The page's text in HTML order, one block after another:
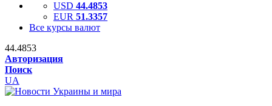
USD 44.4853
EUR 51.3357
Все курсы валют
44.4853
Авторизация
Поиск
UA